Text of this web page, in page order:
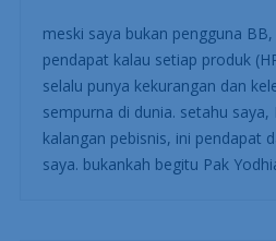
meski saya bukan pengguna
pendapat kalau setiap produk
selalu punya kekurangan dan
sempurna di dunia. setahu
kalangan pebisnis, ini pendapat
saya. bukankah begitu Pak